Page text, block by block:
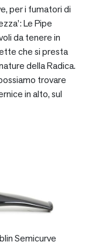
per i fumatori di
Le Pipe
da tenere in
che si presta
della Radica.
trovare
in alto, sul
Semicurve